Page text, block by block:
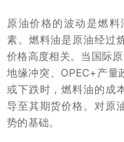
原油价格的波动是燃
素。燃料油是原油经过
价格高度相关。当国际
地缘冲突、OPEC+产量
或下跌时，燃料油的成
导至其期货价格。对原
势的基础。